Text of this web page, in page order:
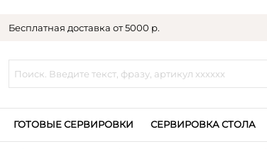
Бесплатная доставка от 5000 р.
ГОТОВЫЕ СЕРВИРОВКИ СЕРВИРОВКА СТОЛА